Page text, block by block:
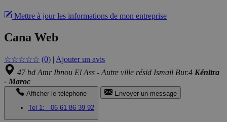
Mettre à jour les informations de mon entreprise
Cana Web
☆☆☆☆☆ (0) | Ajouter un avis
47 bd Amr Ibnou El Ass - Autre ville résid Ismail Bur.4 Kénitra
- Maroc
Afficher le téléphone
Tel 1:
06 61 86 39 92
Envoyer un message